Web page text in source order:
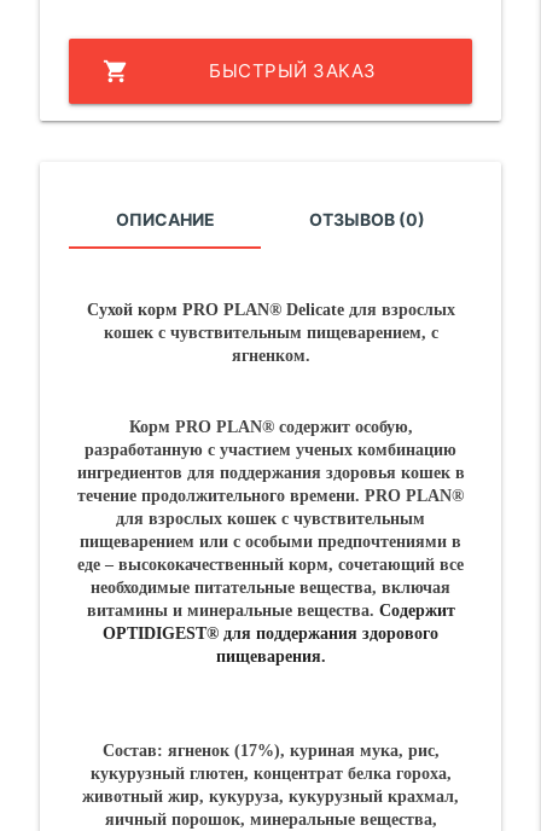
shopping_cart БЫСТРЫЙ ЗАКАЗ
ОПИСАНИЕ ОТЗЫВОВ (0)
Сухой корм PRO PLAN® Delicateдля взрослых
кошек с чувствительным пищеварением, с
ягненком.
Корм PRO PLAN® содержит особую,
разработанную с участием ученых комбинацию
ингредиентов для поддержания здоровья кошек в
течение продолжительного времени. PRO PLAN®
для взрослых кошек с чувствительным
пищеварением или с особыми предпочтениями в
еде – высококачественный корм, сочетающий все
необходимые питательные вещества, включая
витамины и минеральные вещества. Содержит
OPTIDIGEST® для поддержания здорового
пищеварения.
Состав: ягненок (17%), куриная мука, рис,
кукурузный глютен, концентрат белка гороха,
животный жир, кукуруза, кукурузный крахмал,
яичный порошок, минеральные вещества,